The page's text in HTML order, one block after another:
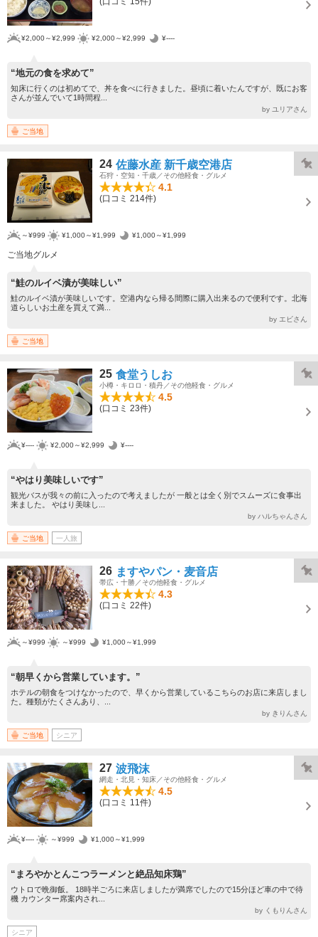
¥2,000～¥2,999 ¥2,000～¥2,999 ¥----
“地元の食を求めて”
知床に行くのは初めてで、丼を食べに行きました。昼頃に着いたんですが、既にお客
さんが並んでいて1時間程...
by ユリアさん
ご当地
24 佐藤水産 新千歳空港店
石狩・空知・千歳／その他軽食・グルメ
4.1
(口コミ 214件)
～¥999 ¥1,000～¥1,999 ¥1,000～¥1,999
ご当地グルメ
“鮭のルイベ漬が美味しい”
鮭のルイベ漬が美味しいです。空港内なら帰る間際に購入出来るので便利です。北海
道らしいお土産を買えて満...
by エビさん
ご当地
25 食堂うしお
小樽・キロロ・積丹／その他軽食・グルメ
4.5
(口コミ 23件)
¥---- ¥2,000～¥2,999 ¥----
“やはり美味しいです”
観光バスが我々の前に入ったので考えましたが 一般とは全く別でスムーズに食事出
来ました。 やはり美味し...
by ハルちゃんさん
ご当地 一人旅
26 ますやパン・麦音店
帯広・十勝／その他軽食・グルメ
4.3
(口コミ 22件)
～¥999 ～¥999 ¥1,000～¥1,999
“朝早くから営業しています。”
ホテルの朝食をつけなかったので、早くから営業しているこちらのお店に来店しまし
た。種類がたくさんあり、...
by きりんさん
ご当地 シニア
27 波飛沫
網走・北見・知床／その他軽食・グルメ
4.5
(口コミ 11件)
¥---- ～¥999 ¥1,000～¥1,999
“まろやかとんこつラーメンと絶品知床鶏”
ウトロで晩御飯。 18時半ごろに来店しましたが満席でしたので15分ほど車の中で待
機 カウンター席案内され...
by くもりんさん
シニア